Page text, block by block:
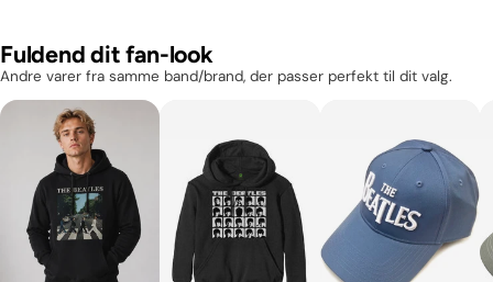
Fuldend dit fan-look
Andre varer fra samme band/brand, der passer perfekt til dit valg.